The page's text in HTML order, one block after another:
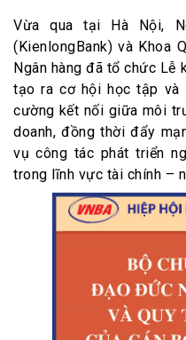
Vừa qua tại Hà Nội,
(KienlongBank) và Khoa
Ngân hàng đã tổ chức Lễ
tạo ra cơ hội học tập và
cường kết nối giữa môi
doanh, đồng thời đẩy
vụ công tác phát triển
trong lĩnh vực tài chính –